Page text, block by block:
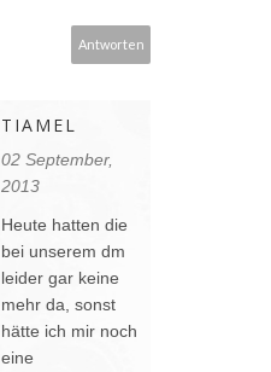
Antworten
TIAMEL
02 September,
2013
Heute hatten die
bei unserem dm
leider gar keine
mehr da, sonst
hätte ich mir noch
eine